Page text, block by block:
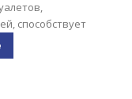
способствует